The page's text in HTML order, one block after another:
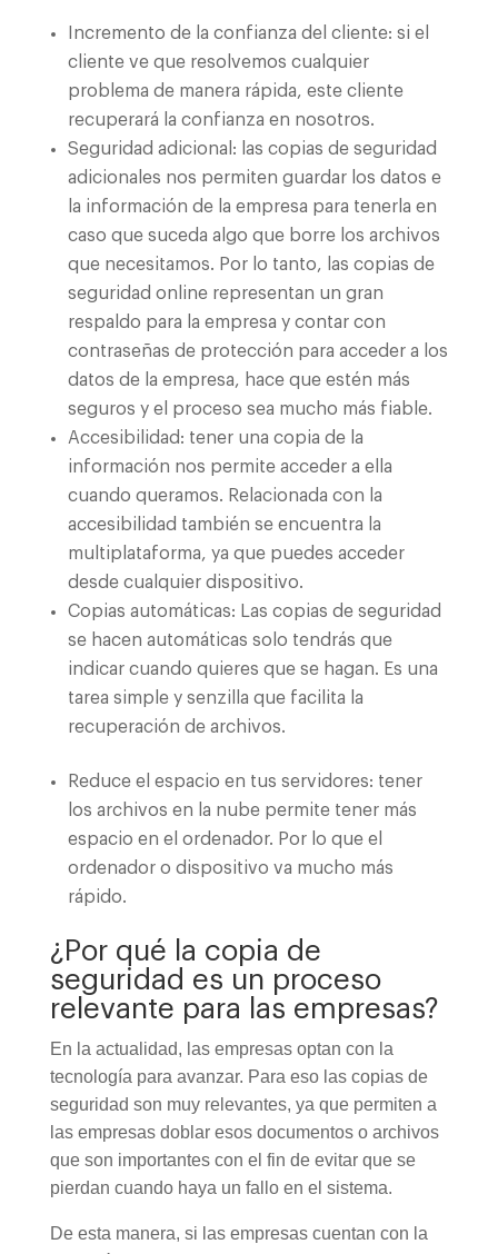
Incremento de la confianza del cliente: si el
cliente ve que resolvemos cualquier
problema de manera rápida, este cliente
recuperará la confianza en nosotros.
Seguridad adicional: las copias de seguridad
adicionales nos permiten guardar los datos e
la información de la empresa para tenerla en
caso que suceda algo que borre los archivos
que necesitamos. Por lo tanto, las copias de
seguridad online representan un gran
respaldo para la empresa y contar con
contraseñas de protección para acceder a los
datos de la empresa, hace que estén más
seguros y el proceso sea mucho más fiable.
Accesibilidad: tener una copia de la
información nos permite acceder a ella
cuando queramos. Relacionada con la
accesibilidad también se encuentra la
multiplataforma, ya que puedes acceder
desde cualquier dispositivo.
Copias automáticas: Las copias de seguridad
se hacen automáticas solo tendrás que
indicar cuando quieres que se hagan. Es una
tarea simple y senzilla que facilita la
recuperación de archivos.
Reduce el espacio en tus servidores: tener
los archivos en la nube permite tener más
espacio en el ordenador. Por lo que el
ordenador o dispositivo va mucho más
rápido.
¿Por qué la copia de
seguridad es un proceso
relevante para las empresas?
En la actualidad, las empresas optan con la
tecnología para avanzar. Para eso las copias de
seguridad son muy relevantes, ya que permiten a
las empresas doblar esos documentos o archivos
que son importantes con el fin de evitar que se
pierdan cuando haya un fallo en el sistema.
De esta manera, si las empresas cuentan con la